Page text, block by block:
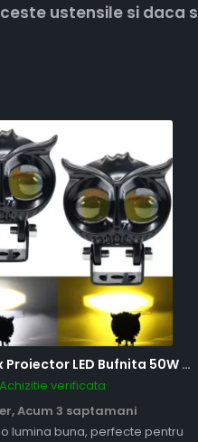
ustensile si daca
BZRSH Set 2x Proiector LED Bufnita 50W Lupa 2 Faze Alb-Galben 12-24V Moto ATV
Achizitie verificata
Acum 3 saptamani
lumina buna, perfecte pentru